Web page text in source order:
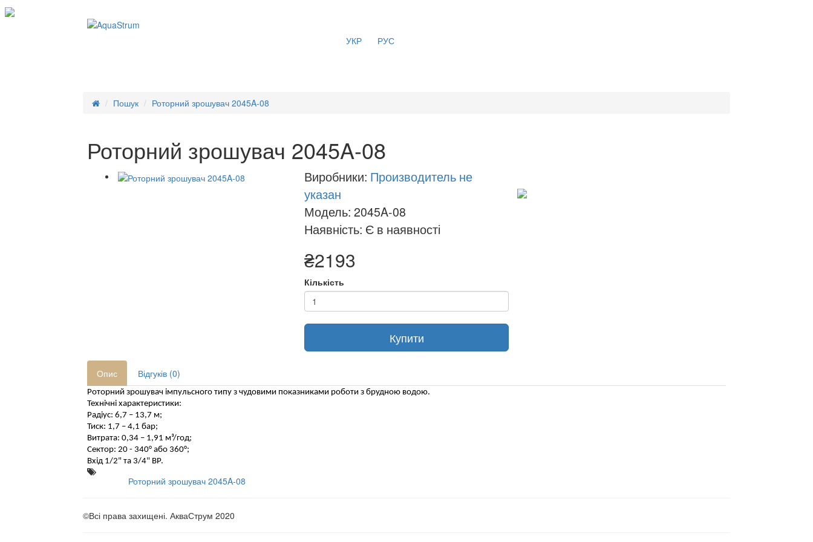
УКР РУС
Пошук Роторний зрошувач 2045A-08
Роторний зрошувач 2045A-08
Виробники: Производитель не
указан
Модель: 2045A-08
Наявність: Є в наявності
₴2193
Кількість
Купити
Опис Відгуків (0)
Роторний зрошувач імпульсного типу з чудовими показниками роботи з брудною водою.
Технічні характеристики:
Радіус: 6,7 – 13,7 м;
Тиск: 1,7 – 4,1 бар;
Витрата: 0,34 – 1,91 м³/год;
Сектор: 20 - 340° або 360°;
Вхід 1/2" та 3/4" ВР.
Роторний зрошувач 2045A-08
©Всі права захищені. АкваСтрум 2020